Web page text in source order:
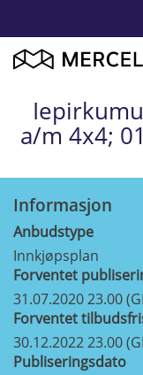
a/m 4x4;
Informasjon
Anbudstype
Innkjøpsplan
Forventet
31.07.2020 23.00
Forventet
30.12.2022 23.00
Publiseringsdato